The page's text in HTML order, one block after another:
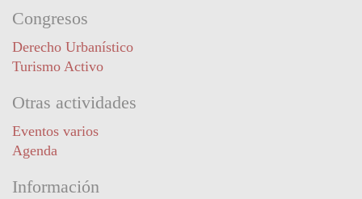
Congresos
Derecho Urbanístico
Turismo Activo
Otras actividades
Eventos varios
Agenda
Información